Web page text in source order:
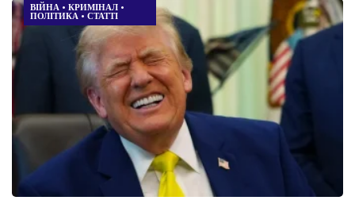
ВІЙНА • КРИМІНАЛ •
ПОЛІТИКА • СТАТТІ